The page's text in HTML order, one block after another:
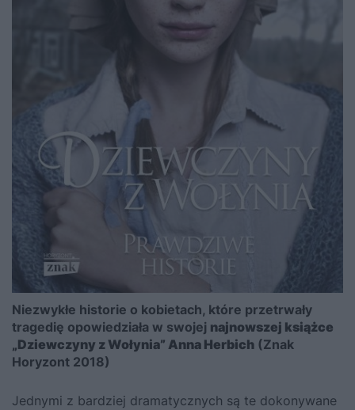
Niezwykłe historie o kobietach, które przetrwały
tragedię opowiedziała w swojej najnowszej książce
„Dziewczyny z Wołynia” Anna Herbich (Znak
Horyzont 2018)
Jednymi z bardziej dramatycznych są te dokonywane